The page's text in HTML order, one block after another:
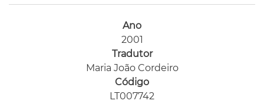
Ano
2001
Tradutor
Maria João Cordeiro
Código
LT007742